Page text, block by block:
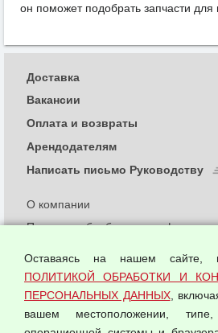
он поможет подобрать запчасти для
О компании
Политика обработки и
Согласием на обработку
Оферта оптовой купли-продажи
Публичная оферта
Доставка
Вакансии
Оплата и возвраты
Арендодателям
Написать письмо Руководству
Оставаясь на нашем сайте,
ПОЛИТИКОЙ ОБРАБОТКИ И
ПЕРСОНАЛЬНЫХ ДАННЫХ,
вашем местоположении,